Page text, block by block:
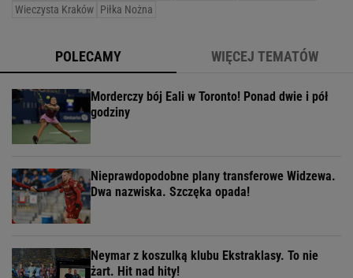
Wieczysta Kraków Piłka Nożna
POLECAMY WIĘCEJ TEMATÓW
Morderczy bój Eali w Toronto! Ponad dwie i pół
godziny
Nieprawdopodobne plany transferowe Widzewa.
Dwa nazwiska. Szczęka opada!
Neymar z koszulką klubu Ekstraklasy. To nie
żart. Hit nad hity!